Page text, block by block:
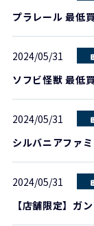
プラレール 最低
2024/05/31
ソフビ怪獣 最低
2024/05/31
シルバニアファ
2024/05/31
【店舗限定】ガ